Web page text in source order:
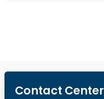
Contact Center